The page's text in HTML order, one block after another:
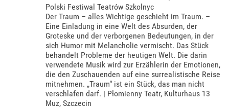
Polski Festiwal Teatrów Szkolnyc
Der Traum – alles Wichtige geschieht im Traum. –
Eine Einladung in eine Welt des Absurden, der
Groteske und der verborgenen Bedeutungen, in der
sich Humor mit Melancholie vermischt. Das Stück
behandelt Probleme der heutigen Welt. Die darin
verwendete Musik wird zur Erzählerin der Emotionen,
die den Zuschauenden auf eine surrealistische Reise
mitnehmen. „Traum“ ist ein Stück, das man nicht
verschlafen darf. | Płomienny Teatr, Kulturhaus 13
Muz, Szczecin